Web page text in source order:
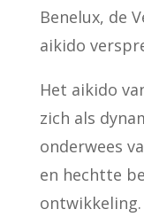
Benelux, de
aikido
Het aikido
zich als
onderwees
en hechtte